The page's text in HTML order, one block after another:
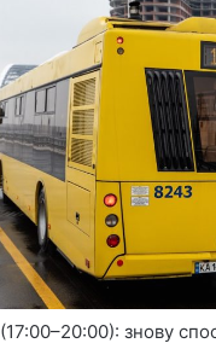
(17:00–20:00): знову